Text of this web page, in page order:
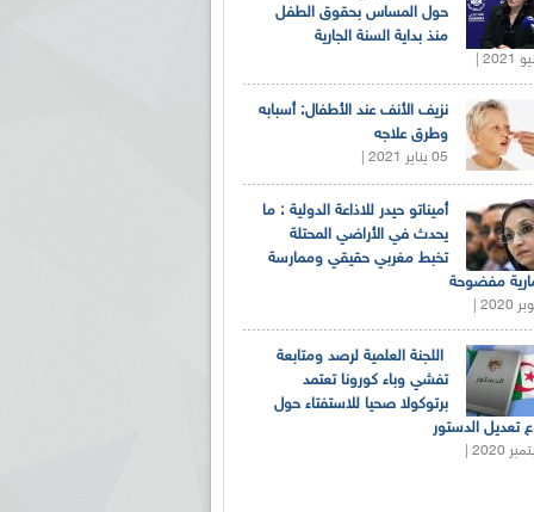
حول المساس بحقوق الطفل
منذ بداية السنة الجارية
نزيف الأنف عند الأطفال: أسبابه
وطرق علاجه
05 يناير 2021 |
أميناتو حيدر للاذاعة الدولية : ما
يحدث في الأراضي المحتلة
تخبط مغربي حقيقي وممارسة
مفضوحة
اللجنة العلمية لرصد ومتابعة
تفشي وباء كورونا تعتمد
برتوكولا صحيا للاستفتاء حول
تعديل الدستور